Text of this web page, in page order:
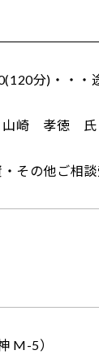
分)・・・
山崎 孝徳 氏
の他ご相談
M-5）